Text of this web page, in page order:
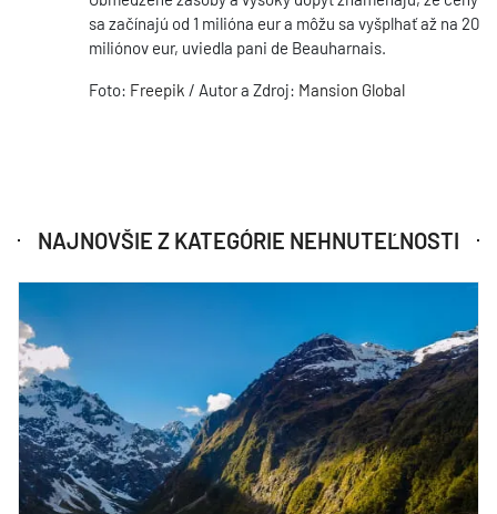
sa začínajú od 1 milióna eur a môžu sa vyšplhať až na 20
miliónov eur, uviedla pani de Beauharnais.
Foto: Freepik / Autor a Zdroj: Mansion Global
NAJNOVŠIE Z KATEGÓRIE NEHNUTEĽNOSTI